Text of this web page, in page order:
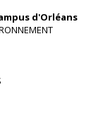
d'Orléans